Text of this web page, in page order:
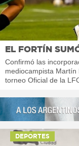
EL FORTÍN
Confirmó las
mediocampista
torneo Oficial de la
DEPORTES